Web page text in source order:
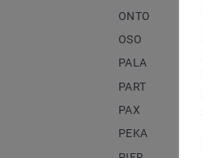
ONTO
OSO
PALA
PART
PAX
PEKA